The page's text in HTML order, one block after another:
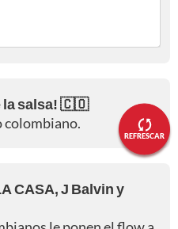
REFRESCAR
la salsa! 🇨🇴
colombiano.
CASA, J Balvin y